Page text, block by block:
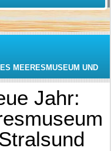
MEERESMUSEUM UND
Jahr: